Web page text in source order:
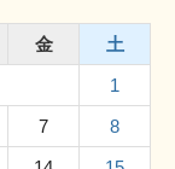
金
土
1
7
8